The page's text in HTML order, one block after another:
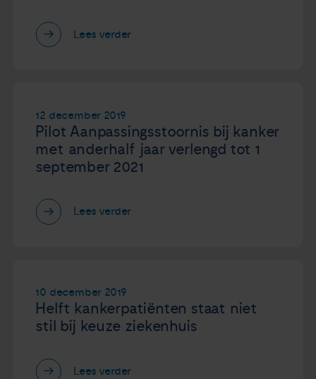
Lees verder
12 december 2019
Pilot Aanpassingsstoornis bij kanker
met anderhalf jaar verlengd tot 1
september 2021
Lees verder
10 december 2019
Helft kankerpatiënten staat niet
stil bij keuze ziekenhuis
Lees verder